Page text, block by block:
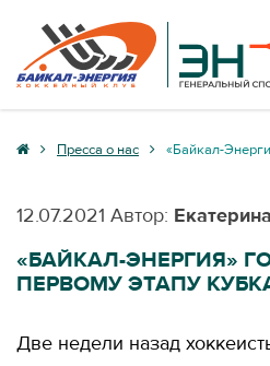
Клуб
Медиа
Вход
Пресса о нас «Байкал-
12.07.2021 Автор:
«БАЙКАЛ-ЭНЕРГИЯ»
ПЕРВОМУ ЭТАПУ
Две недели назад